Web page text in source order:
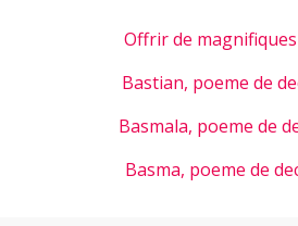
Offrir de
Bastian, poeme de
Basmala, poeme de
Basma, poeme de